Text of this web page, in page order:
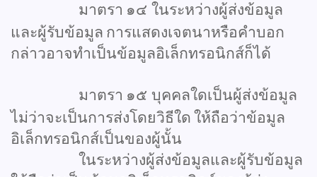
มาตรา ๑๔ ในระหว่างผู้ส่งข้อมูล
และผู้รับข้อมูล การแสดงเจตนาหรือคำบอก
กล่าวอาจทำเป็นข้อมูลอิเล็กทรอนิกส์ก็ได้
มาตรา ๑๕ บุคคลใดเป็นผู้ส่งข้อมูล
ไม่ว่าจะเป็นการส่งโดยวิธีใด ให้ถือว่าข้อมูล
อิเล็กทรอนิกส์เป็นของผู้นั้น
ในระหว่างผู้ส่งข้อมูลและผู้รับข้อมูล